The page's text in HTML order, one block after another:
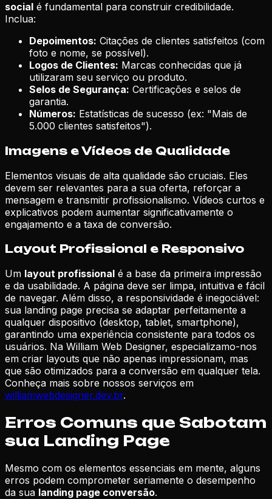
social é fundamental para construir credibilidade.
Inclua:
Depoimentos: Citações de clientes satisfeitos (com
foto e nome, se possível).
Logos de Clientes: Marcas conhecidas que já
utilizaram seu serviço ou produto.
Selos de Segurança: Certificações e selos de
garantia.
Números: Estatísticas de sucesso (ex: "Mais de
5.000 clientes satisfeitos").
Imagens e Vídeos de Qualidade
Elementos visuais de alta qualidade são cruciais. Eles
devem ser relevantes para a sua oferta, reforçar a
mensagem e transmitir profissionalismo. Vídeos curtos e
explicativos podem aumentar significativamente o
engajamento e a taxa de conversão.
Layout Profissional e Responsivo
Um layout profissional é a base da primeira impressão
e da usabilidade. A página deve ser limpa, intuitiva e fácil
de navegar. Além disso, a responsividade é inegociável:
sua landing page precisa se adaptar perfeitamente a
qualquer dispositivo (desktop, tablet, smartphone),
garantindo uma experiência consistente para todos os
usuários. Na William Web Designer, especializamo-nos
em criar layouts que não apenas impressionam, mas
que são otimizados para a conversão em qualquer tela.
Conheça mais sobre nossos serviços em
williamwebdesigner.dev.br.
Erros Comuns que Sabotam
sua Landing Page
Mesmo com os elementos essenciais em mente, alguns
erros podem comprometer seriamente o desempenho
da sua landing page conversão.